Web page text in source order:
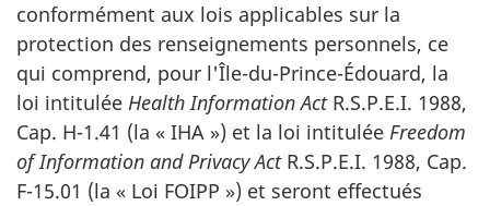
conformément aux lois applicables sur la
protection des renseignements personnels, ce
qui comprend, pour l'Île-du-Prince-Édouard, la
loi intitulée Health Information ActR.S.P.E.I. 1988,
Cap. H-1.41 (la « IHA ») et la loi intitulée Freedom
of Information and Privacy ActR.S.P.E.I. 1988, Cap.
F-15.01 (la « Loi FOIPP ») et seront effectués